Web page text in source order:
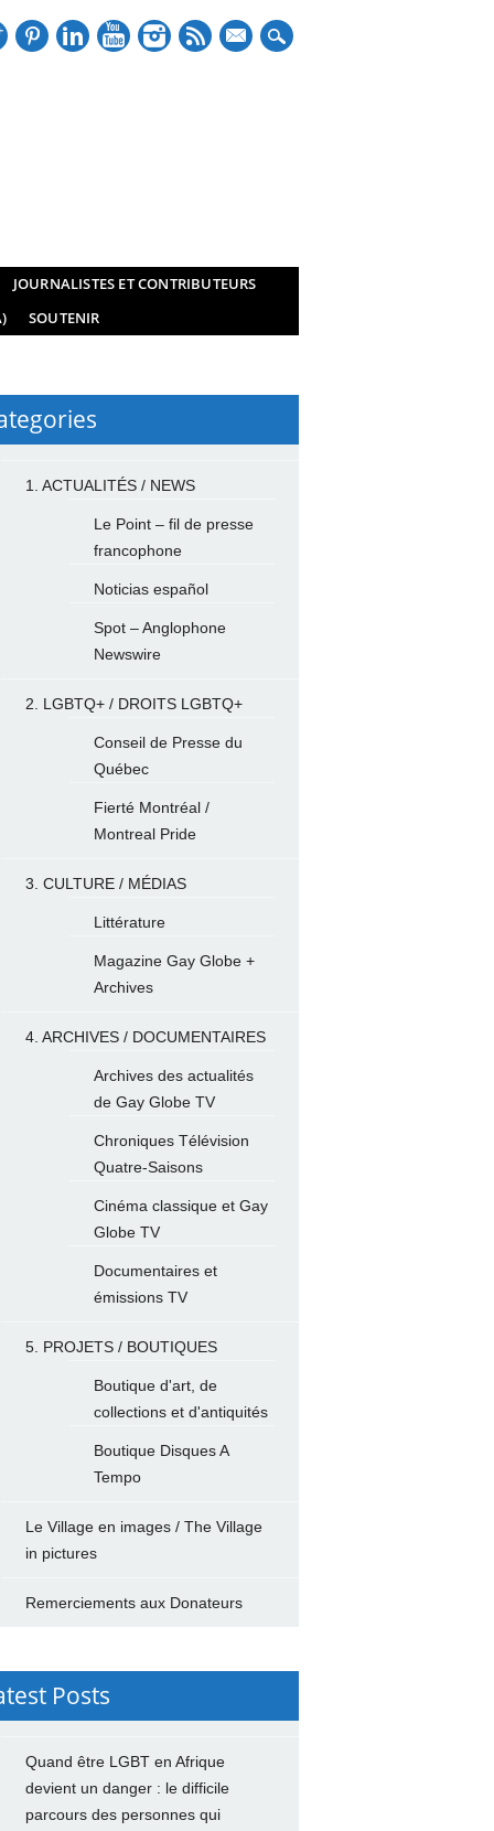
mail
JOURNALISTES ET CONTRIBUTEURS
SOUTENIR
1. ACTUALITÉS / NEWS
Le Point – fil de presse
francophone
Noticias español
Spot – Anglophone
Newswire
2. LGBTQ+ / DROITS LGBTQ+
Conseil de Presse du
Québec
Fierté Montréal /
Montreal Pride
3. CULTURE / MÉDIAS
Littérature
Magazine Gay Globe +
Archives
4. ARCHIVES / DOCUMENTAIRES
Archives des actualités
de Gay Globe TV
Chroniques Télévision
Quatre-Saisons
Cinéma classique et Gay
Globe TV
Documentaires et
émissions TV
5. PROJETS / BOUTIQUES
Boutique d'art, de
collections et d'antiquités
Boutique Disques A
Tempo
Le Village en images / The Village
in pictures
Remerciements aux Donateurs
Posts
Quand être LGBT en Afrique
devient un danger : le difficile
parcours des personnes qui